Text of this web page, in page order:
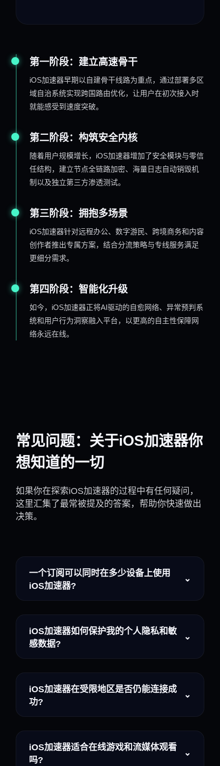
第一阶段：建立高速骨干
iOS加速器早期以自建骨干线路为重点，通过部署多区
域自治系统实现跨国路由优化，让用户在初次接入时
就能感受到速度突破。
第二阶段：构筑安全内核
随着用户规模增长，iOS加速器增加了安全模块与零信
任结构，建立节点全链路加密、海量日志自动销毁机
制以及独立第三方渗透测试。
第三阶段：拥抱多场景
iOS加速器针对远程办公、数字游民、跨境商务和内容
创作者推出专属方案，结合分流策略与专线服务满足
更细分需求。
第四阶段：智能化升级
如今，iOS加速器正将AI驱动的自愈网络、异常预判系
统和用户行为洞察融入平台，以更高的自主性保障网
络永远在线。
常见问题：关于iOS加速器你
想知道的一切
如果你在探索iOS加速器的过程中有任何疑问，
这里汇集了最常被提及的答案，帮助你快速做出
决策。
一个订阅可以同时在多少设备上使用
iOS加速器?
⌄
iOS加速器如何保护我的个人隐私和敏
感数据?
⌄
iOS加速器在受限地区是否仍能连接成
功?
⌄
iOS加速器适合在线游戏和流媒体观看
吗?
⌄